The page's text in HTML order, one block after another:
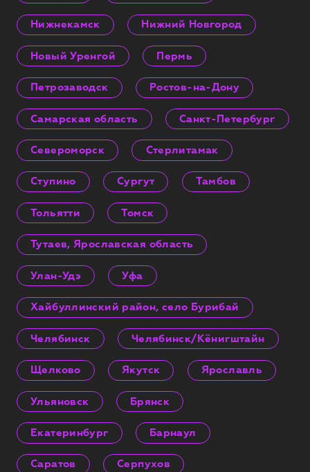
Нижнекамск Нижний Новгород
Новый Уренгой Пермь
Петрозаводск Ростов-на-Дону
Самарская область Санкт-Петербург
Североморск Стерлитамак
Ступино Сургут Тамбов
Тольятти Томск
Тутаев, Ярославская область
Улан-Удэ Уфа
Хайбуллинский район, село Бурибай
Челябинск Челябинск/Кёнигштайн
Щелково Якутск Ярославль
Ульяновск Брянск
Екатеринбург Барнаул
Саратов Серпухов